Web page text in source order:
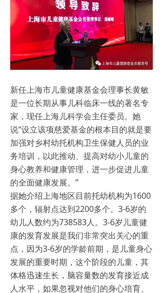
新任上海市儿童健康基金会理事长黄敏
是一位长期从事儿科临床一线的著名专
家，现任上海儿科学会主任委员。她
说“设立该项慈爱基金的根本目的就是要
加强对乡村幼托机构卫生保健人员的业
务培训，以此推动、提高对幼小儿童的
身心教养和健康管理，进一步促进儿童
的全面健康发展。”
据她介绍上海地区目前托幼机构为1600
多个，辐射点达到2200多个。3-6岁的
幼儿人数约为738583人。3-6岁儿童健
康的发育发展是我们非常突出关心的重
点，因为3-6岁的学龄前期，是儿童身心
发展的重要时期，这个阶段的儿童，其
体格迅速生长，脑容量数的发育接近成
人水平，如果忽视对他们的身心培育、